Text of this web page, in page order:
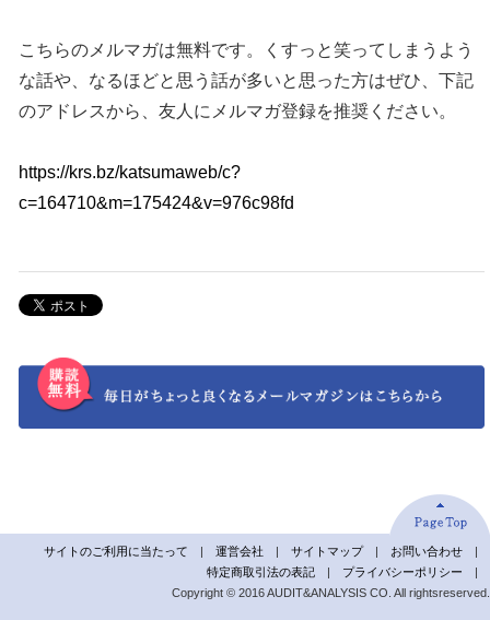
こちらのメルマガは無料です。くすっと笑ってしまうよう
な話や、なるほどと思う話が多いと思った方はぜひ、下記
のアドレスから、友人にメルマガ登録を推奨ください。
https://krs.bz/katsumaweb/c?
c=164710&m=175424&v=976c98fd
お問い合わせ |
サイトマップ|
運営会社 |
サイトのご利用に当たって |
プライバシーポリシー |
特定商取引法の表記 |
Copyright © 2016 AUDIT&ANALYSIS CO. All rightsreserved.